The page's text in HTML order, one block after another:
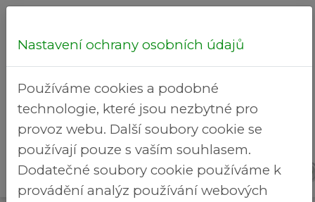
Hledej...
Brezineves.cz >
události
Rekreační
areál
Nastavení ochrany osobních údajů
Používáme cookies a podobné
technologie, které jsou nezbytné pro
provoz webu. Další soubory cookie se
používají pouze s vaším souhlasem.
Dodatečné soubory cookie používáme k
provádění analýz používání webových